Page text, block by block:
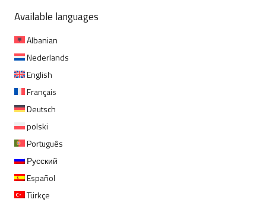
Available languages
Albanian
Nederlands
English
Français
Deutsch
polski
Português
Русский
Español
Türkçe